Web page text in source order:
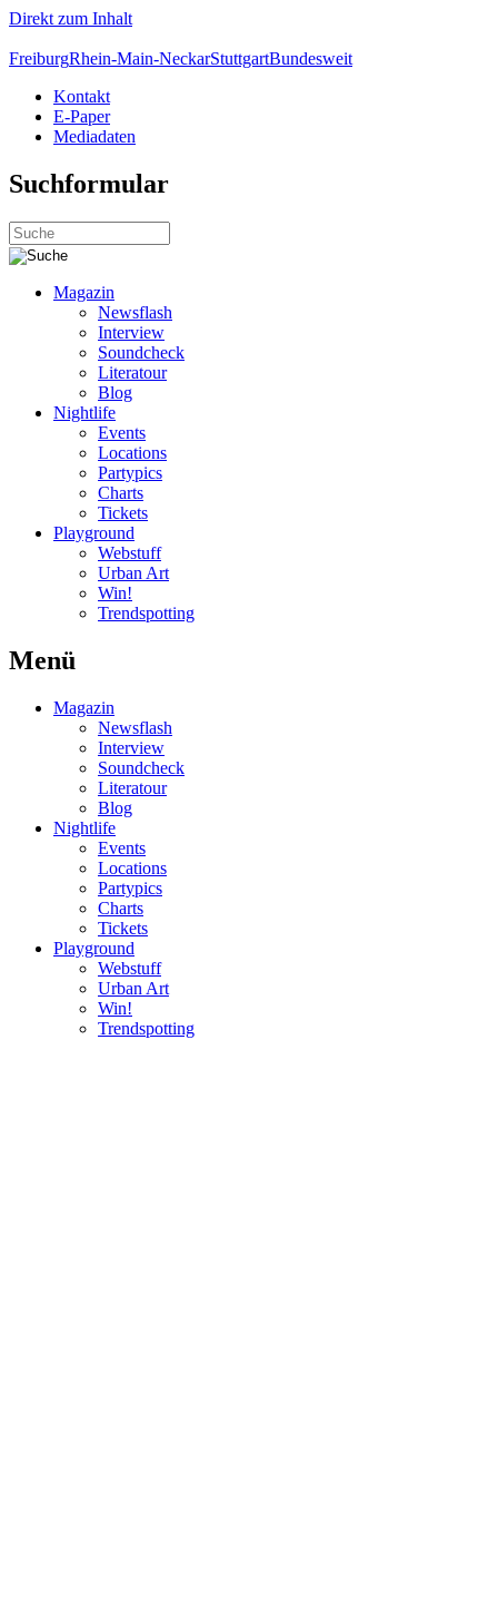
Direkt zum Inhalt
FreiburgRhein-Main-NeckarStuttgartBundesweit
Kontakt
E-Paper
Mediadaten
Suchformular
Magazin
Newsflash
Interview
Soundcheck
Literatour
Blog
Nightlife
Events
Locations
Partypics
Charts
Tickets
Playground
Webstuff
Urban Art
Win!
Trendspotting
Menü
Magazin
Newsflash
Interview
Soundcheck
Literatour
Blog
Nightlife
Events
Locations
Partypics
Charts
Tickets
Playground
Webstuff
Urban Art
Win!
Trendspotting